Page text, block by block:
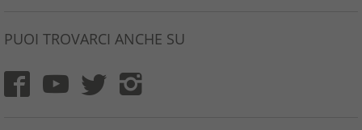
PUOI TROVARCI ANCHE SU